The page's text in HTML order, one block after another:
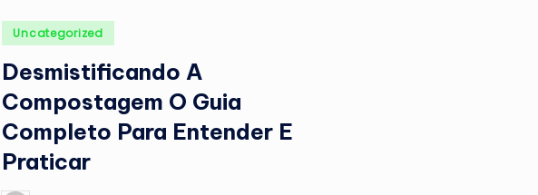
Posted
Uncategorized
Desmistificando A
Compostagem O Guia
Completo Para Entender E
Praticar